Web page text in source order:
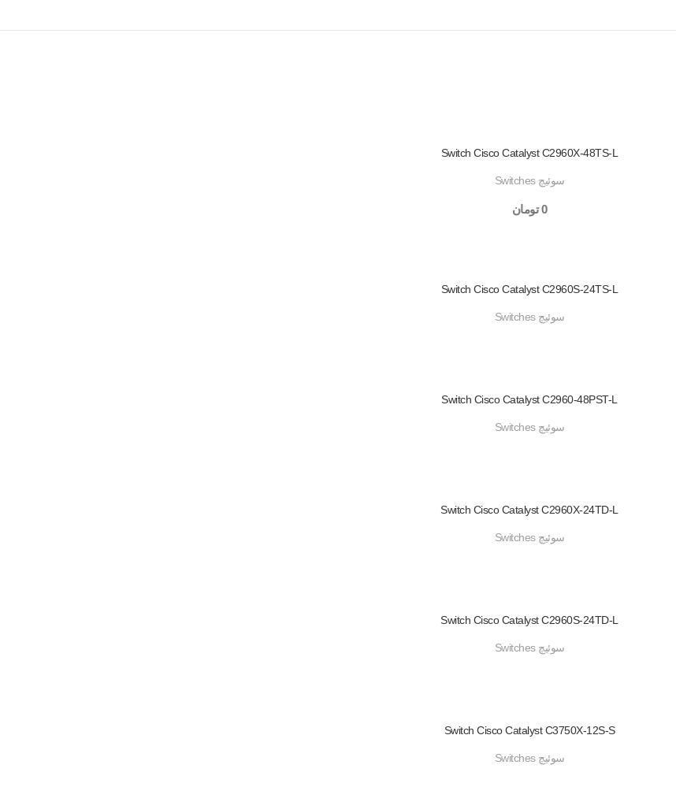
Switch Cisco Catalyst C2960X-48TS-L
سوئیچ Switches
0 تومان
Switch Cisco Catalyst C2960S-24TS-L
سوئیچ Switches
Switch Cisco Catalyst C2960-48PST-L
سوئیچ Switches
Switch Cisco Catalyst C2960X-24TD-L
سوئیچ Switches
Switch Cisco Catalyst C2960S-24TD-L
سوئیچ Switches
Switch Cisco Catalyst C3750X-12S-S
سوئیچ Switches